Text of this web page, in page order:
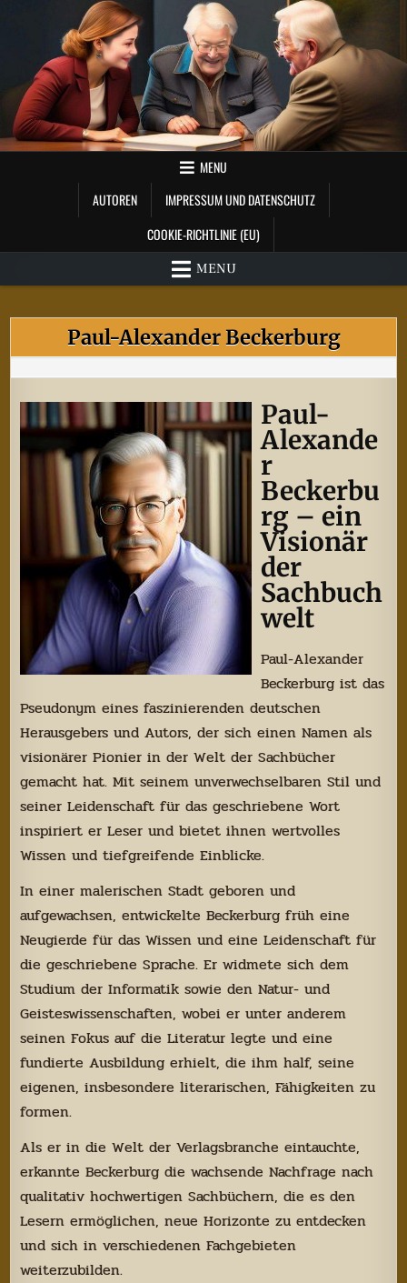
content
MENU
AUTOREN
IMPRESSUM UND DATENSCHUTZ
COOKIE-RICHTLINIE (EU)
MENU
Paul-Alexander Beckerburg
Paul-
Alexande
r
Beckerbu
rg – ein
Visionär
der
Sachbuch
welt
Paul-Alexander
Beckerburg ist das
Pseudonym eines faszinierenden deutschen
Herausgebers und Autors, der sich einen Namen als
visionärer Pionier in der Welt der Sachbücher
gemacht hat. Mit seinem unverwechselbaren Stil und
seiner Leidenschaft für das geschriebene Wort
inspiriert er Leser und bietet ihnen wertvolles
Wissen und tiefgreifende Einblicke.
In einer malerischen Stadt geboren und
aufgewachsen, entwickelte Beckerburg früh eine
Neugierde für das Wissen und eine Leidenschaft für
die geschriebene Sprache. Er widmete sich dem
Studium der Informatik sowie den Natur- und
Geisteswissenschaften, wobei er unter anderem
seinen Fokus auf die Literatur legte und eine
fundierte Ausbildung erhielt, die ihm half, seine
eigenen, insbesondere literarischen, Fähigkeiten zu
formen.
Als er in die Welt der Verlagsbranche eintauchte,
erkannte Beckerburg die wachsende Nachfrage nach
qualitativ hochwertigen Sachbüchern, die es den
Lesern ermöglichen, neue Horizonte zu entdecken
und sich in verschiedenen Fachgebieten
weiterzubilden.